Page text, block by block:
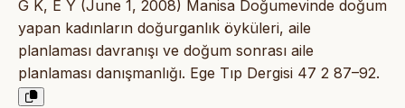
G K, E Y (June 1, 2008) Manisa Doğumevinde doğum
yapan kadınların doğurganlık öyküleri, aile
planlaması davranışı ve doğum sonrası aile
planlaması danışmanlığı. Ege Tıp Dergisi 47 2 87–92.